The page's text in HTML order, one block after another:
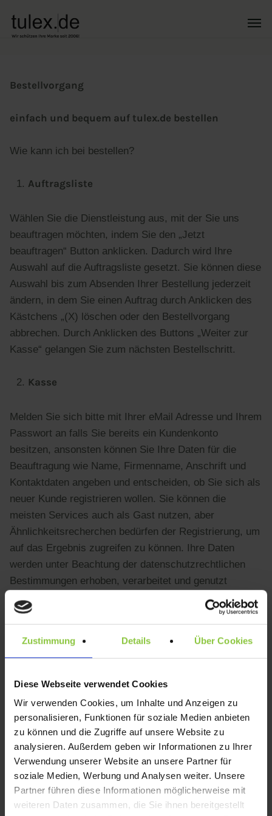
Zustimmung Details Über Cookies
Diese Webseite verwendet Cookies
Wir verwenden Cookies, um Inhalte und Anzeigen zu
personalisieren, Funktionen für soziale Medien anbieten
zu können und die Zugriffe auf unsere Website zu
analysieren. Außerdem geben wir Informationen zu Ihrer
Verwendung unserer Website an unsere Partner für
soziale Medien, Werbung und Analysen weiter. Unsere
Partner führen diese Informationen möglicherweise mit
weiteren Daten zusammen, die Sie ihnen bereitgestellt
Bestellvorgang
einfach und bequem auf tulex.de bestellen
Wie kann ich bei bestellen?
Auftragsliste
Wählen Sie die Dienstleistung aus, mit der Sie uns
beauftragen möchten, indem Sie den „Jetzt
beauftragen“ Button anklicken. Dadurch wird Ihre
Auswahl auf die Auftragsliste gesetzt. Sie können diese
Auswahl bis zum Absenden Ihrer Bestellung jederzeit
ändern, in dem Sie einen Auftrag durch Anklicken des
Kästchens „(X) löschen oder den Bestellvorgang
abbrechen. Durch Anklicken des Buttons „Weiter zur
Kasse“ gelangen Sie zum nächsten Bestellschritt.
Kasse
Melden Sie sich bitte mit Ihrer eMail Adresse und Ihrem
Passwort an falls Sie bereits ein Kundenkonto
besitzen, ansonsten können Sie Ihre Daten für die
Beauftragung wie Name, Firmenname, Anschrift und
Kontaktdaten angeben und entscheiden, ob Sie sich als
neuer Kunde registrieren wollen. Sie können die
meisten Services auch als Gast nutzen, aber
Ähnlichkeitsrecherchen bedürfen der Registrierung, um
auf das Ergebnis zugreifen zu können. Ihre Daten
werden unter Beachtung der datenschutzrechtlichen
Bestimmungen erhoben, verarbeitet und genutzt
Datenschutzhinweis
). Eine anderweitige Verwendung
oder Weitergabe an Dritte erfolgt nicht.
Rechnungsadresse prüfen / Zahlungsweise
auswählen
Überprüfen Sie nun Ihre Rechnungsadresse und geben
Sie Ihre gewünschteZahlungsweisean.
Bestellvorgang abschließen / AGB
Sie sehen nun eine Übersicht Ihrer Bestellung mit den
ausgewählten Dienstleistungen. Überprüfen Sie, ob alle